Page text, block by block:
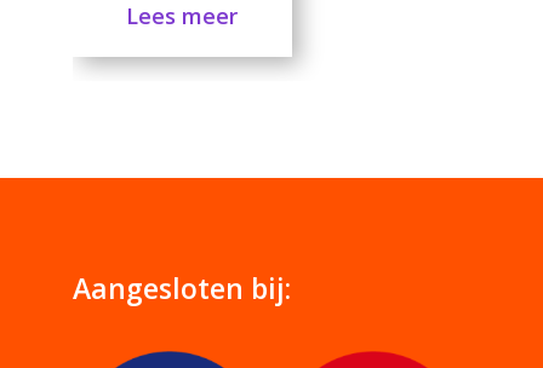
Lees meer
Aangesloten bij: